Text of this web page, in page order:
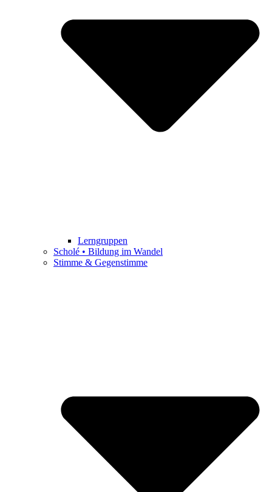
Lerngruppen
Scholé • Bildung im Wandel
Stimme & Gegenstimme